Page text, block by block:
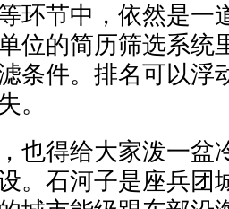
环节中，依然是一
位的简历筛选系统
条件。排名可以浮
。
也得给大家泼一盆
。石河子是座兵团